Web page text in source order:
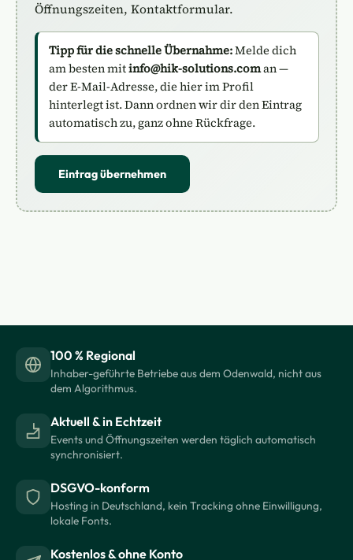
Öffnungszeiten, Kontaktformular.
Tipp für die schnelle Übernahme:Melde dich
am besten mitinfo@hik-solutions.coman —
der E-Mail-Adresse, die hier im Profil
hinterlegt ist. Dann ordnen wir dir den Eintrag
automatisch zu, ganz ohne Rückfrage.
Eintrag übernehmen
100 % Regional
Inhaber-geführte Betriebe aus dem Odenwald, nicht aus
dem Algorithmus.
Aktuell & in Echtzeit
Events und Öffnungszeiten werden täglich automatisch
synchronisiert.
DSGVO-konform
Hosting in Deutschland, kein Tracking ohne Einwilligung,
lokale Fonts.
Kostenlos & ohne Konto